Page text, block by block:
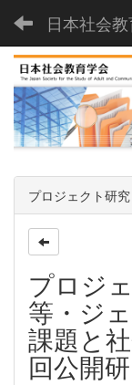
日本社会
プロジェクト研究
プロジ
等・ジ
課題と
回公開